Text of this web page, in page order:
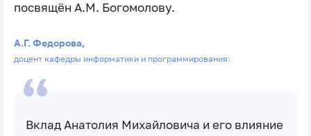
посвящён А.М. Богомолову.
А.Г. Федорова,
доцент кафедры информатики и программирования:
Вклад Анатолия Михайловича и его влияние